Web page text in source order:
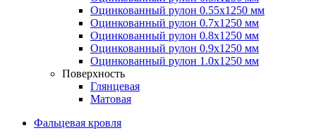
Оцинкованный рулон 0.55х1250 мм
Оцинкованный рулон 0.7х1250 мм
Оцинкованный рулон 0.8х1250 мм
Оцинкованный рулон 0.9х1250 мм
Оцинкованный рулон 1.0х1250 мм
Поверхность
Глянцевая
Матовая
Фальцевая кровля